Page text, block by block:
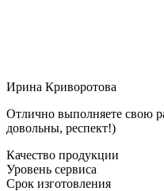
Ирина Криворотова
Отлично выполняете свою
довольны, респект!)
Качество продукции
Уровень сервиса
Срок изготовления